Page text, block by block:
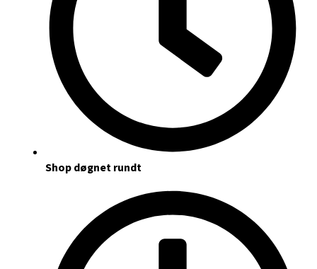
Shop døgnet rundt